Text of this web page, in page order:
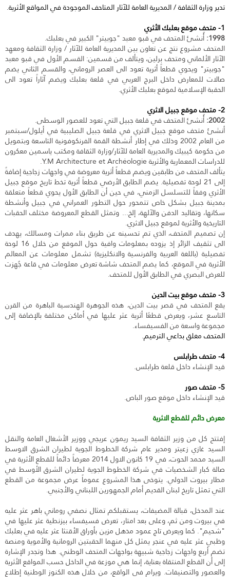
تدير وزارة الثقافة / المديرية العامة للآثار المتاحف الموجودة في المواقع الأثرية.
1- متحف موقع بعلبك الأثري
1998: أُنشئ المتحف في قبو معبد "جوبيتر" الكبير في بعلبك.
المتحف مشروع نتج عن تعاون بين المديرية العامة للآثار / وزارة الثقافة ومعهد
الآثار الألماني ومتحف برلين، ويتألف من قسمين: القسم الأول في قبو معبد
"جوبيتر" ويحوي قطعاً أثرية تعود الى العصر الروماني، والقسم الثاني يضم
صالات للمعارض داخل البرج العربي في قلعة بعلبك ويضم آثاراً تعود الى
الحقبة الإسلامية لموقع بعلبك الأثري.
2- متحف موقع جبيل الاثري
2002: أُنشئ المتحف في قلعة جبيل التي تعود للعصور الوسطى.
أنشئ متحف موقع جبيل الاثري في قلعة جبيل الصليبية في أيلول/سبتمبر
من العام 2002 وذلك في إطار أنشطة القمة الفرنكوفونية التاسعة وبتمويل
من حكومة كيبيك والمديرية العامة للآثار/وزارة الثقافة ومكتب ياسمين معكرون
للدراسات المعمارية والأثرية Y.M Architecture et Archéologie.
يتألف المتحف من طابقين ويضم قطعاً أثرية معروضة في واجهات زجاجية إضافةً
إلى 21 لوحة تفصيلية. يضم الطابق الأرضي قطعاً أثرية تخط تاريخ موقع جبيل
الأثري وفقاً للتسلسل الزمني، في حين أن الطابق الأول يحوي قطعاً متعلقة
بمدينة جبيل بشكل خاص تتمحور حول التطور العمراني في جبيل وأنشطة
سكانها، وتقاليد الدفن والآلهة، إلخ... وتمثل القطع المعروضة مختلف الحقبات
التاريخية والأثرية لموقع جبيل الاثري.
إن تصميم المتحف، الذي تم تحسينه عن طريق بناء ممرات ومسالك، يهدف
الى تثقيف الزائر إذ يزوده بمعلومات وافية حول الموقع من خلال 16 لوحة
تفصيلية (باللغة العربية والفرنسية والانكليزية) تشمل معلومات عن المعالم
الأثرية في الموقع، كما يضم المتحف شاشة تعرض معلومات في قاعة جُهزت
للعرض البصري في الطابق الأول للمتحف.
3- متحف موقع بيت الدين
يقع المتحف في قصر بيت الدين، هذه الجوهرة الهندسية الباهرة من القرن
التاسع عشر، ويعرض قطعًا أثرية عثر عليها في أماكن مختلفة بالإضافة إلى
مجموعة واسعة من الفسيفساء.
المتحف مغلق بداعي الترميم.
4- متحف طرابلس
قيد الإنشاء داخل قلعة طرابلس.
5- متحف صور
قيد الإنشاء داخل موقع صور الباص.
معرض دائم للقطع الاثرية
إفتتح كل من وزير الثقافة السيد ريمون عريجي ووزير الأشغال العامة والنقل
السيد غازي زعيتر ومدير عام شركة الخطوط الجوية لطيران الشرق الاوسط
السيد محمد الحوت، في 19 كانون الاول 2014 معرضاً دائماً للقطع الأثرية في
صالة كبار الشخصيات في شركة الخطوط الجوية لطيران الشرق الأوسط في
مطار بيروت الدولي. يتوخى هذا المشروع عموماً عرض مجموعة من القطع
التي تمثل تاريخ لبنان القديم أمام الجمهورين اللبناني والأجنبي.
عند المدخل، قبالة المضيفات، يستقبلكم تمثال نصفي روماني باهر عثر عليه
في بيروت ومن ثم، وعلى بعد امتار، تعرض فسيفساء بيزنطية عثر عليها في
"شحيم". كما ويعرض تاج عمود مذهل مزين بأوراق الأقنثا عثر عليه في بعلبك
وظبي عثر عليه في عنجر يمثل كل منهما الحقبتين الرومانية والأموية ومنصة
تضم أربع واجهات زجاجية شبيهة بواجهات المتحف الوطني. هذا وتجدر الإشارة
إلى أن القطع المنتقاة بعناية، إنما هي موزعة في الداخل حسب المواقع الأثرية
والعصور والتصنيفات. ويرام في الواقع، من خلال هذه الكنوز الوطنية إطلاع